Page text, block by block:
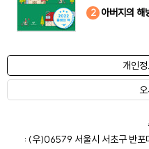
1
2 아버지의 해
3
4
5
6
7
8
9
10
개인
: (우)06579 서울시 서초구 반포